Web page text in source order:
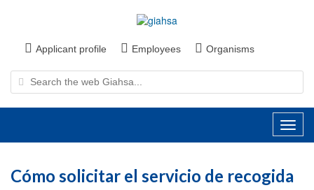
Applicant profile Employees Organisms
Cómo solicitar el servicio de recogida